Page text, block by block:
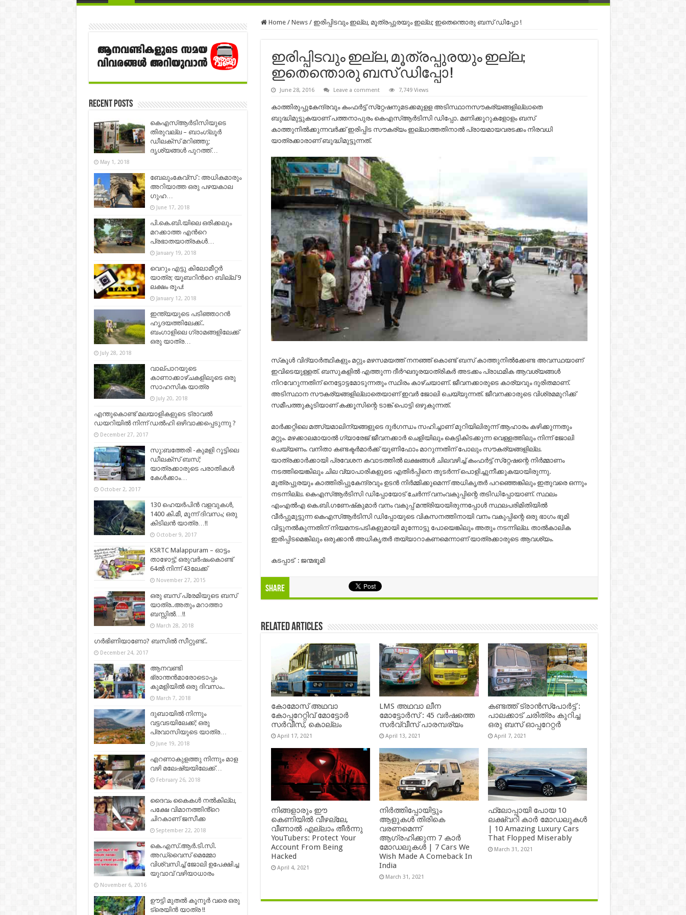
Home / News / ഇരിപ്പിടവും ഇല്ല, മൂത്രപ്പുരയും ഇല്ല; ഇതെന്തൊരു ബസ് ഡിപ്പോ !
ഇരിപ്പിടവും ഇല്ല, മൂത്രപ്പുരയും ഇല്ല;
ഇതെന്തൊരു ബസ് ഡിപ്പോ !
June 28, 2016 Leave a comment 7,749 Views
കാത്തിരുപ്പുകേന്ദ്രവും കംഫര്‍ട്ട് സ്‌റ്റേഷനുമടക്കമുളള അടിസ്ഥാനസൗകര്യങ്ങളില്ലാതെ
ബുദ്ധിമുട്ടുകയാണ് പത്തനാപുരം കെഎസ്ആര്‍ടിസി ഡിപ്പോ. മണിക്കൂറുകളോളം ബസ്
കാത്തുനില്‍ക്കുന്നവര്‍ക്ക് ഇരിപ്പിട സൗകര്യം ഇല്ലാത്തതിനാല്‍ പ്രായമായവരടക്കം നിരവധി
യാത്രക്കാരാണ് ബുദ്ധിമുട്ടുന്നത്.
സ്‌കൂള്‍ വിദ്യാര്‍ത്ഥികളും മറ്റും മഴസമയത്ത് നനഞ്ഞ് കൊണ്ട് ബസ് കാത്തുനില്‍ക്കേണ്ട അവസ്ഥയാണ്
ഇവിടെയുള്ളത്. ബസുകളില്‍ എത്തുന്ന ദീര്‍ഘദൂരയാത്രികര്‍ അടക്കം പ്രാഥമിക ആവശ്യങ്ങള്‍
നിറവേറുന്നതിന് നെട്ടോട്ടമോടുന്നതും സ്ഥിരം കാഴ്ചയാണ്. ജീവനക്കാരുടെ കാര്യവും ദുരിതമാണ്.
അടിസ്ഥാന സൗകര്യങ്ങളില്ലാതെയാണ് ഇവര്‍ ജോലി ചെയ്യുന്നത്. ജീവനക്കാരുടെ വിശ്രമമുറിക്ക്
സമീപത്തുകൂടിയാണ് കക്കൂസിന്റെ ടാങ്ക് പൊട്ടി ഒഴുകുന്നത്.
മാര്‍ക്കറ്റിലെ മത്സ്യമാലിന്യങ്ങളുടെ ദുര്‍ഗന്ധം സഹിച്ചാണ് മുറിയിലിരുന്ന് ആഹാരം കഴിക്കുന്നതും
മറ്റും. മഴക്കാലമായാല്‍ ഗ്യാരേജ് ജീവനക്കാര്‍ ചെളിയിലും കെട്ടികിടക്കുന്ന വെള്ളത്തിലും നിന്ന് ജോലി
ചെയ്യണം. വനിതാ കണ്ടക്ടര്‍മാര്‍ക്ക് യൂണിഫോം മാറുന്നതിന് പോലും സൗകര്യങ്ങളില്ല.
യാത്രക്കാര്‍ക്കായി പ്രവേശന കവാടത്തില്‍ ലക്ഷങ്ങള്‍ ചിലവഴിച്ച് കംഫര്‍ട്ട് സ്‌റ്റേഷന്റെ നിര്‍മ്മാണം
നടത്തിയെങ്കിലും ചില വ്യാപാരികളുടെ എതിര്‍പ്പിനെ തുടര്‍ന്ന് പൊളിച്ചുനീക്കുകയായിരുന്നു.
മൂത്രപ്പുരയും കാത്തിരിപ്പുകേന്ദ്രവും ഉടന്‍ നിര്‍മ്മിക്കുമെന്ന് അധികൃതര്‍ പറഞ്ഞെങ്കിലും ഇതുവരെ ഒന്നും
നടന്നില്ല. കെഎസ്ആര്‍ടിസി ഡിപ്പോയോട് ചേര്‍ന്ന് വനംവകുപ്പിന്റെ തടിഡിപ്പോയാണ്. സ്ഥലം
എംഎല്‍എ കെ.ബി.ഗണേഷ്‌കുമാര്‍ വനം വകുപ്പ് മന്ത്രിയായിരുന്നപ്പോള്‍ സ്ഥലപരിമിതിയില്‍
വീര്‍പ്പുമുട്ടുന്ന കെഎസ്ആര്‍ടിസി ഡിപ്പോയുടെ വികസനത്തിനായി വനം വകുപ്പിന്റെ ഒരു ഭാഗം ഭൂമി
വിട്ടുനല്‍കുന്നതിന് നിയമനടപടികളുമായി മുന്നോട്ടു പോയെങ്കിലും അതും നടന്നില്ല. താല്‍കാലിക
ഇരിപ്പിടമെങ്കിലും ഒരുക്കാന്‍ അധികൃതര്‍ തയ്യാറാകണമെന്നാണ് യാത്രക്കാരുടെ ആവശ്യം.
കടപ്പാട് : ജന്മഭൂമി
Share
Related Articles
കോമോസ് അഥവാ
കോപ്പറേറ്റിവ് മോട്ടോര്‍
സര്‍വീസ്, കൊല്ലം
April 17, 2021
LMS അഥവാ ലീന
മോട്ടോർസ് : 45 വർഷത്തെ
സർവ്വീസ് പാരമ്പര്യം
April 13, 2021
കണ്ടത്ത് ട്രാൻസ്‌പോർട്ട് :
പാലക്കാട് ചരിത്രം കുറിച്ച
ഒരു ബസ് ഓപ്പറേറ്റർ
April 7, 2021
നിങ്ങളാരും ഈ
കെണിയിൽ വീഴല്ലേ,
വീണാൽ എല്ലാം തീർന്നു
YouTubers: Protect Your
Account From Being
Hacked
April 4, 2021
നിർത്തിപ്പോയിട്ടും
ആളുകൾ തിരികെ
വരണമെന്ന്
ആഗ്രഹിക്കുന്ന 7 കാർ
മോഡലുകൾ | 7 Cars We
Wish Made A Comeback In
India
March 31, 2021
ഫ്ലോപ്പായി പോയ 10
ലക്ഷ്വറി കാർ മോഡലുകൾ
| 10 Amazing Luxury Cars
That Flopped Miserably
March 31, 2021
Recent Posts
കെഎസ്ആര്‍ടിസിയുടെ
തിരുവല്ല – ബാംഗ്ലൂര്‍
ഡീലക്സ് മറിഞ്ഞു;
ദൃശ്യങ്ങള്‍ പുറത്ത്…
May 1, 2018
ബേലുംകേവ്സ് : അധികമാരും
അറിയാത്ത ഒരു പഴയകാല
ഗുഹ…
June 17, 2018
പി.കെ.ബി.യിലെ ഒരിക്കലും
മറക്കാത്ത എന്‍റെ
പ്രഭാതയാത്രകള്‍…
January 19, 2018
വെറും എട്ടു കിലോമീറ്റർ
യാത്ര; യൂബറിന്‍റെ ബില്ല് 9
ലക്ഷം രൂപ!
January 12, 2018
ഇന്ത്യയുടെ പടിഞ്ഞാറൻ
ഹൃദയത്തിലേക്ക്..
ബംഗാളിലെ ഗ്രാമങ്ങളിലേക്ക്
ഒരു യാത്ര…
July 28, 2018
വാല്പാറയുടെ
കാണാക്കാഴ്ചകളിലൂടെ ഒരു
സാഹസിക യാത്ര
July 20, 2018
എന്തുകൊണ്ട് മലയാളികളുടെ ട്രാവൽ
ഡയറിയിൽ നിന്ന് ഡൽഹി ഒഴിവാക്കപ്പെടുന്നു ?
December 27, 2017
സു:ബത്തേരി -കുമളി റൂട്ടിലെ
ഡീലക്സ് ബസ്;
യാത്രക്കാരുടെ പരാതികള്‍
കേള്‍ക്കാം…
October 2, 2017
130 ഹെയര്‍പിന്‍ വളവുകൾ,
1400 കി.മീ, മൂന്ന് ദിവസം; ഒരു
കിടിലന്‍ യാത്ര…!!
October 9, 2017
KSRTC Malappuram – ഓട്ടം
താഴോട്ട്; ഒരുവര്‍ഷംകൊണ്ട്
64ല്‍ നിന്ന് 43ലേക്ക്
November 27, 2015
ഒരു ബസ് പ്രേമിയുടെ ബസ്
യാത്ര..അതും മറാത്താ
ബസ്സില്‍…!!
March 28, 2018
ഗർഭിണിയാണോ? ബസിൽ സീറ്റുണ്ട്..
December 24, 2017
ആനവണ്ടി
ഭ്രാന്തൻമാരോടൊപ്പം
കുമളിയിൽ ഒരു ദിവസം..
March 7, 2018
ദുബായിൽ നിന്നും
വട്ടവടയിലേക്ക്; ഒരു
പ്രവാസിയുടെ യാത്ര…
June 19, 2018
എറണാകുളത്തു നിന്നും മാള
വഴി മലേഷ്യയിലേക്ക്…
February 26, 2018
ദൈവം കൈകൾ നൽകില്ല,
പക്ഷേ വിമാനത്തിൻ്റെ
ചിറകാണ് ജസീക്ക
September 22, 2018
കെ.എസ്‌.ആര്‍.ടി.സി.
അഡ്വൈസ് മെമ്മോ
വിശ്വസിച്ച്‌ ജോലി ഉപേക്ഷിച്ച
യുവാവ്‌ വഴിയാധാരം
November 6, 2016
ഊട്ടി മുതൽ കൂനൂർ വരെ ഒരു
ട്രെയിൻ യാത്ര !!